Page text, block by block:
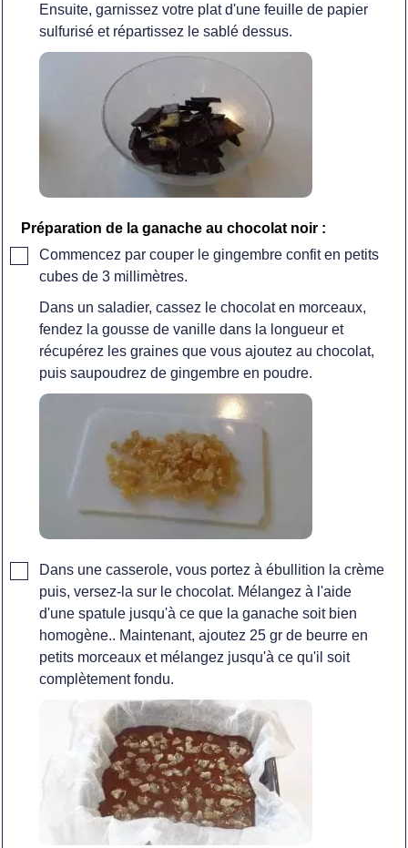
Ensuite, garnissez votre plat d'une feuille de papier
sulfurisé et répartissez le sablé dessus.
Préparation de la ganache au chocolat noir :
▢
Commencez par couper le gingembre confit en petits
cubes de 3 millimètres.
Dans un saladier, cassez le chocolat en morceaux,
fendez la gousse de vanille dans la longueur et
récupérez les graines que vous ajoutez au chocolat,
puis saupoudrez de gingembre en poudre.
▢
Dans une casserole, vous portez à ébullition la crème
puis, versez-la sur le chocolat. Mélangez à l'aide
d'une spatule jusqu'à ce que la ganache soit bien
homogène.. Maintenant, ajoutez 25 gr de beurre en
petits morceaux et mélangez jusqu'à ce qu'il soit
complètement fondu.